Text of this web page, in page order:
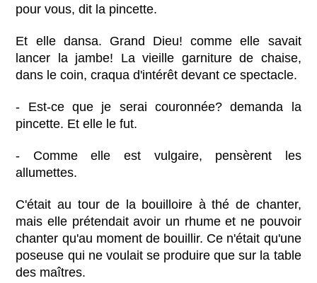
pour vous, dit la pincette.
Et elle dansa. Grand Dieu! comme elle savait
lancer la jambe! La vieille garniture de chaise,
dans le coin, craqua d'intérêt devant ce spectacle.
- Est-ce que je serai couronnée? demanda la
pincette. Et elle le fut.
- Comme elle est vulgaire, pensèrent les
allumettes.
C'était au tour de la bouilloire à thé de chanter,
mais elle prétendait avoir un rhume et ne pouvoir
chanter qu'au moment de bouillir. Ce n'était qu'une
poseuse qui ne voulait se produire que sur la table
des maîtres.